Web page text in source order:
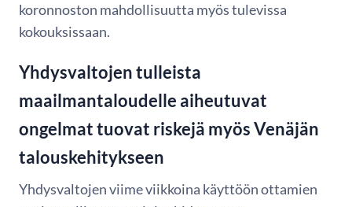
koronnoston mahdollisuutta myös tulevissa
kokouksissaan.
Yhdysvaltojen tulleista
maailmantaloudelle aiheutuvat
ongelmat tuovat riskejä myös Venäjän
talouskehitykseen
Yhdysvaltojen viime viikkoina käyttöön ottamien